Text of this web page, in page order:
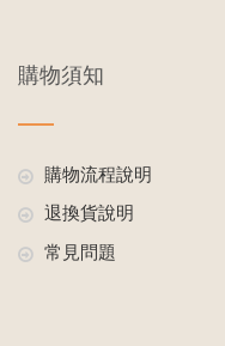
購物須知
購物流程說明
退換貨說明
常見問題